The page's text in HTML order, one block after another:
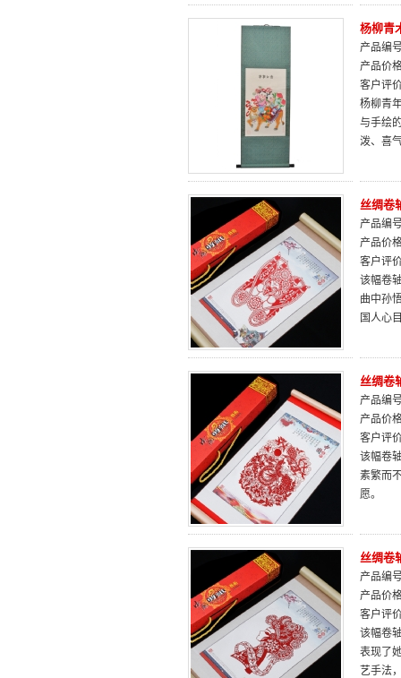
杨柳青
产品编
产品价
客户评
杨柳青
与手绘
泼、喜
丝绸卷
产品编
产品价
客户评
该幅卷
曲中孙
国人心
丝绸卷
产品编
产品价
客户评
该幅卷
素繁而
愿。
丝绸卷
产品编
产品价
客户评
该幅卷
表现了
艺手法